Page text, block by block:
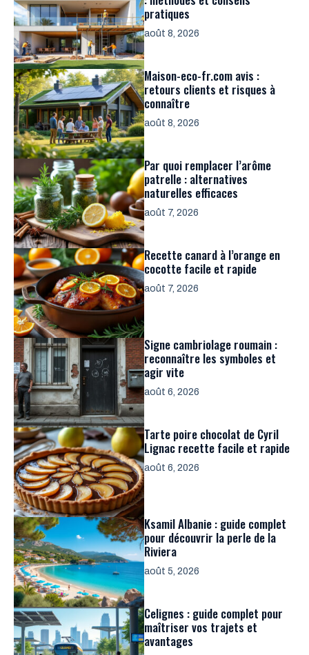
pratiques
août 8, 2026
Maison-eco-fr.com avis :
retours clients et risques à
connaître
août 8, 2026
Par quoi remplacer l’arôme
patrelle : alternatives
naturelles efficaces
août 7, 2026
Recette canard à l’orange en
cocotte facile et rapide
août 7, 2026
Signe cambriolage roumain :
reconnaître les symboles et
agir vite
août 6, 2026
Tarte poire chocolat de Cyril
Lignac recette facile et rapide
août 6, 2026
Ksamil Albanie : guide complet
pour découvrir la perle de la
Riviera
août 5, 2026
Celignes : guide complet pour
maîtriser vos trajets et
avantages